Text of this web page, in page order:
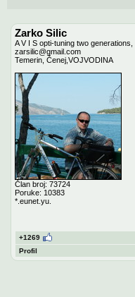
Zarko Silic
A V I S opti-tuning two generations,
zarsilic@gmail.com
Temerin, Čenej,VOJVODINA
Član broj: 73724
Poruke: 10383
*.eunet.yu.
+1269
Profil